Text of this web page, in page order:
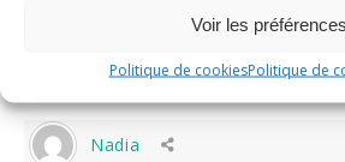
Voir les préférences
Politique de cookiesPolitique de
Merci Christalie! bisous
Répondre
Nadia